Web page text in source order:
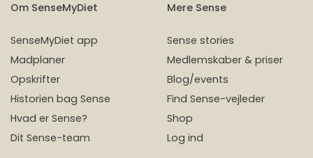
Om SenseMyDiet
SenseMyDiet app
Madplaner
Opskrifter
Historien bag Sense
Hvad er Sense?
Dit Sense-team
Mere Sense
Sense stories
Medlemskaber & priser
Blog/events
Find Sense-vejleder
Shop
Log ind